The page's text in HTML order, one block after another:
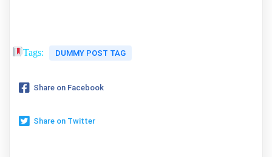
Tags: DUMMY POST TAG
Share on Facebook
Share on Twitter